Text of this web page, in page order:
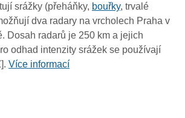
16:55
16:45
16:35
16:25
srážky (přeháňky, bouřky, trvalé
dva radary na vrcholech Praha v
Dosah radarů je 250 km a jejich
odhad intenzity srážek se používají
Více informací